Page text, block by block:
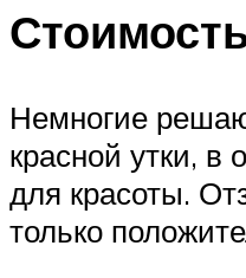
Немногие
красной утки, в
для красоты.
только